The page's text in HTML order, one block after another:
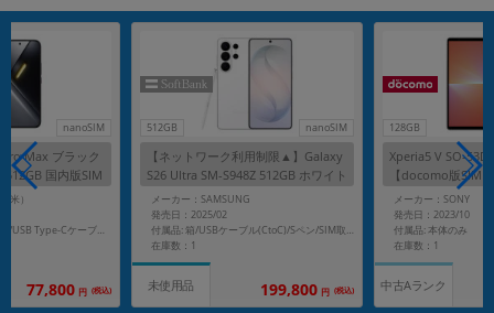
nanoSIM
Max ブラック
国内版SIM
米）
付属品: 箱/ACアダプタ/USB Type-Cケーブル/ソフトケース/SIM取り出し用ピン/クイックスタートガイド
77,800 円 (税込)
512GB nanoSIM
【ネットワーク利用制限▲】Galaxy
S26 Ultra SM-S948Z 512GB ホワイト
【SoftBank版 SIMフリー】
メーカー：SAMSUNG
発売日：2025/02
付属品: 箱/USBケーブル(CtoC)/Sペン/SIM取り出し用ピン/マニュアル
在庫数：1
未使用品 199,800 円 (税込)
128GB
Xperia5 V SO-53D
【docomo版SIM
メーカー：SONY
発売日：2023/10
付属品: 本体のみ
在庫数：1
中古Aランク